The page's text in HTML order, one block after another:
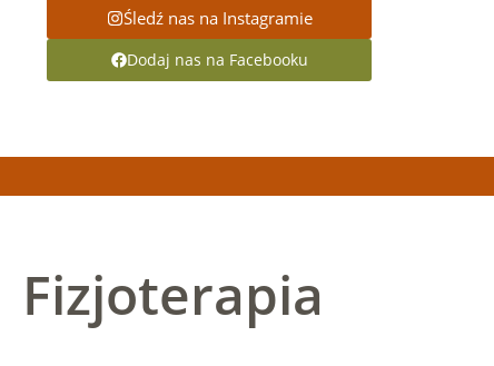
Śledź nas na Instagramie
Dodaj nas na Facebooku
Fizjoterapia